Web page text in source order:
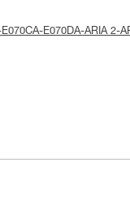
E070DA-ARIA 2-